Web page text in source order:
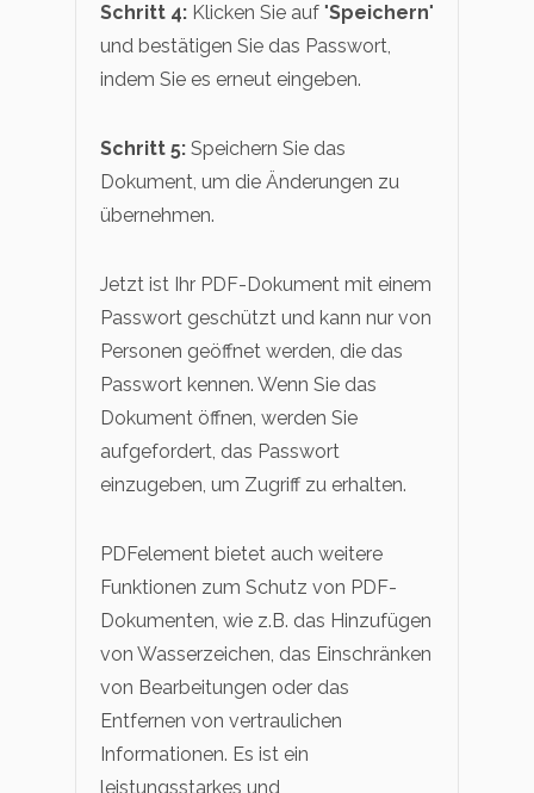
Schritt 4: Klicken Sie auf "Speichern"
und bestätigen Sie das Passwort,
indem Sie es erneut eingeben.
Schritt 5: Speichern Sie das
Dokument, um die Änderungen zu
übernehmen.
Jetzt ist Ihr PDF-Dokument mit einem
Passwort geschützt und kann nur von
Personen geöffnet werden, die das
Passwort kennen. Wenn Sie das
Dokument öffnen, werden Sie
aufgefordert, das Passwort
einzugeben, um Zugriff zu erhalten.
PDFelement bietet auch weitere
Funktionen zum Schutz von PDF-
Dokumenten, wie z.B. das Hinzufügen
von Wasserzeichen, das Einschränken
von Bearbeitungen oder das
Entfernen von vertraulichen
Informationen. Es ist ein
leistungsstarkes und